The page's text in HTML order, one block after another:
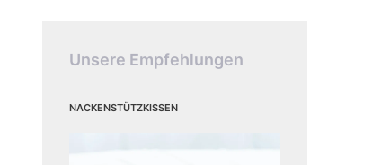
Unsere Empfehlungen
Nackenstützkissen